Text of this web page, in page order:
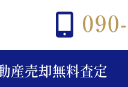
産売却無料査定